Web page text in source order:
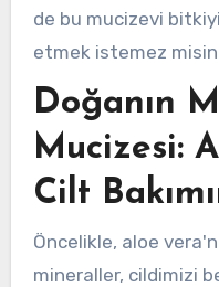
de bu mucizevi
etmek istemez
Doğanın
Mucizesi:
Cilt
Öncelikle, aloe
mineraller, cildimizi